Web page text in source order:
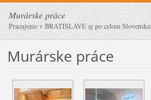
Murárske práce
Pracujeme v BRATISLAVE aj po celom Slovensku
Murárske práce